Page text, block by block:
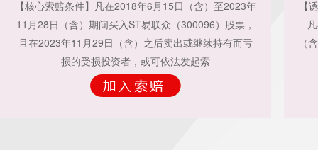
【核心索赔条件】凡在2018年6月15日（含）至2023年
11月28日（含）期间买入ST易联众（300096）股票，
且在2023年11月29日（含）之后卖出或继续持有而亏
损的受损投资者，或可依法发起索
【
（